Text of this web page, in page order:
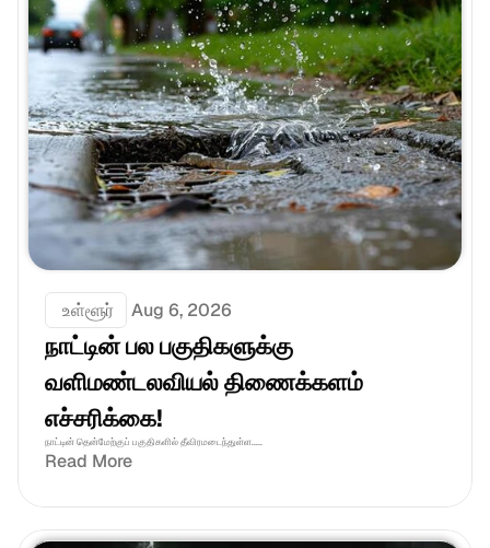
உள்ளூர் Aug 6, 2026
நாட்டின் பல பகுதிகளுக்கு
வளிமண்டலவியல் திணைக்களம்
எச்சரிக்கை!
நாட்டின் தென்மேற்குப் பகுதிகளில் தீவிரமடைந்துள்ள.....
Read More